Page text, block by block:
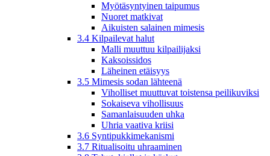
Myötäsyntyinen taipumus
Nuoret matkivat
Aikuisten salainen mimesis
3.4 Kilpailevat halut
Malli muuttuu kilpailijaksi
Kaksoissidos
Läheinen etäisyys
3.5 Mimesis sodan lähteenä
Viholliset muuttuvat toistensa peilikuviksi
Sokaiseva vihollisuus
Samanlaisuuden uhka
Uhria vaativa kriisi
3.6 Syntipukkimekanismi
3.7 Ritualisoitu uhraaminen